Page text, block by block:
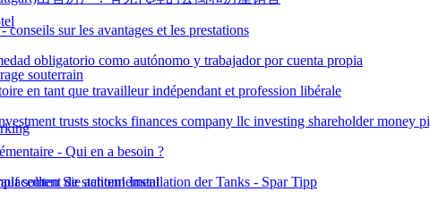
souterrain
de stationnement
conseils sur les avantages et les prestations
en tant que travailleur indépendant et profession libérale
- Qui en a besoin ?